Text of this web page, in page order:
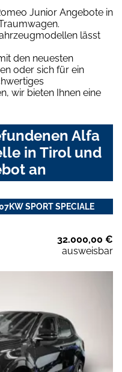
Junior Angebote in
lässt
den neuesten
oder sich für ein
wir bieten Ihnen eine
Alfa
in Tirol und
an
SPORT SPECIALE
32.000,00 €
ausweisbar